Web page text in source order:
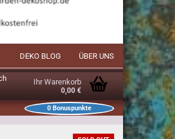
Ihr Warenkorb
0,00 €
0 Bonuspunkte
DEKO BLOG ÜBER UNS